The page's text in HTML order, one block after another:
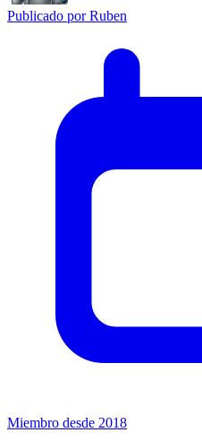
Publicado porRuben
Miembro desde 2018